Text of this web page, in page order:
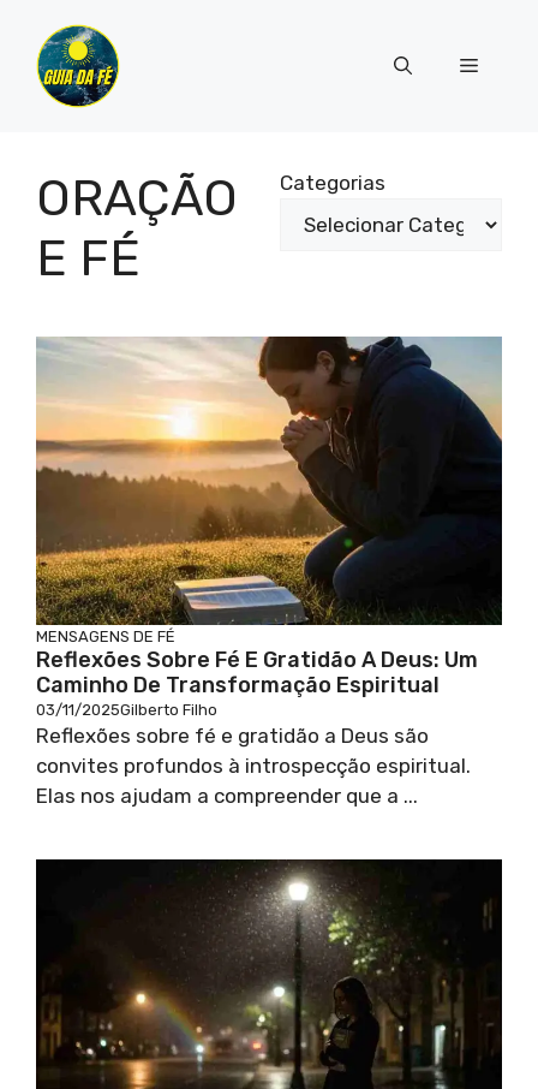
para
conteúdo
Menu
ORAÇÃO
E FÉ
Categorias
MENSAGENS DE FÉ
Reflexões Sobre Fé E Gratidão A Deus: Um
Caminho De Transformação Espiritual
03/11/2025Gilberto Filho
Reflexões sobre fé e gratidão a Deus são
convites profundos à introspecção espiritual.
Elas nos ajudam a compreender que a ...